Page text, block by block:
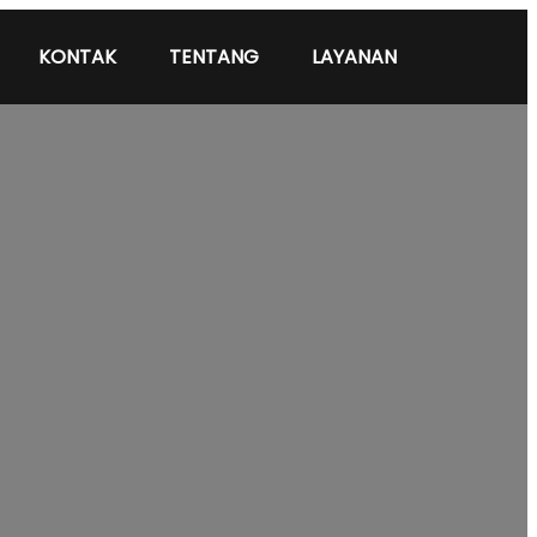
KONTAK TENTANG LAYANAN